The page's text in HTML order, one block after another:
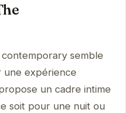
semble
expérience
un cadre intime
soit pour une nuit ou